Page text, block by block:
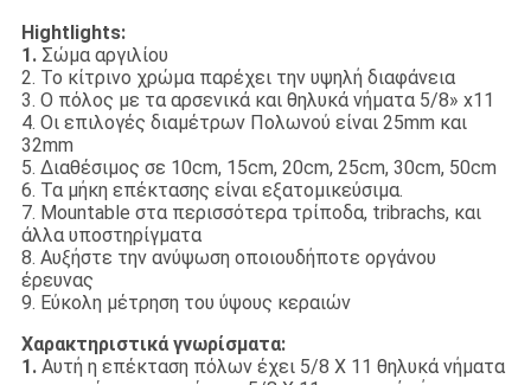
Hightlights:
1. Σώμα αργιλίου
2. Το κίτρινο χρώμα παρέχει την υψηλή διαφάνεια
3. Ο πόλος με τα αρσενικά και θηλυκά νήματα 5/8» x11
4. Οι επιλογές διαμέτρων Πολωνού είναι 25mm και
32mm
5. Διαθέσιμος σε 10cm, 15cm, 20cm, 25cm, 30cm, 50cm
6. Τα μήκη επέκτασης είναι εξατομικεύσιμα.
7. Mountable στα περισσότερα τρίποδα, tribrachs, και
άλλα υποστηρίγματα
8. Αυξήστε την ανύψωση οποιουδήποτε οργάνου
έρευνας
9. Εύκολη μέτρηση του ύψους κεραιών
Χαρακτηριστικά γνωρίσματα:
1. Αυτή η επέκταση πόλων έχει 5/8 X 11 θηλυκά νήματα